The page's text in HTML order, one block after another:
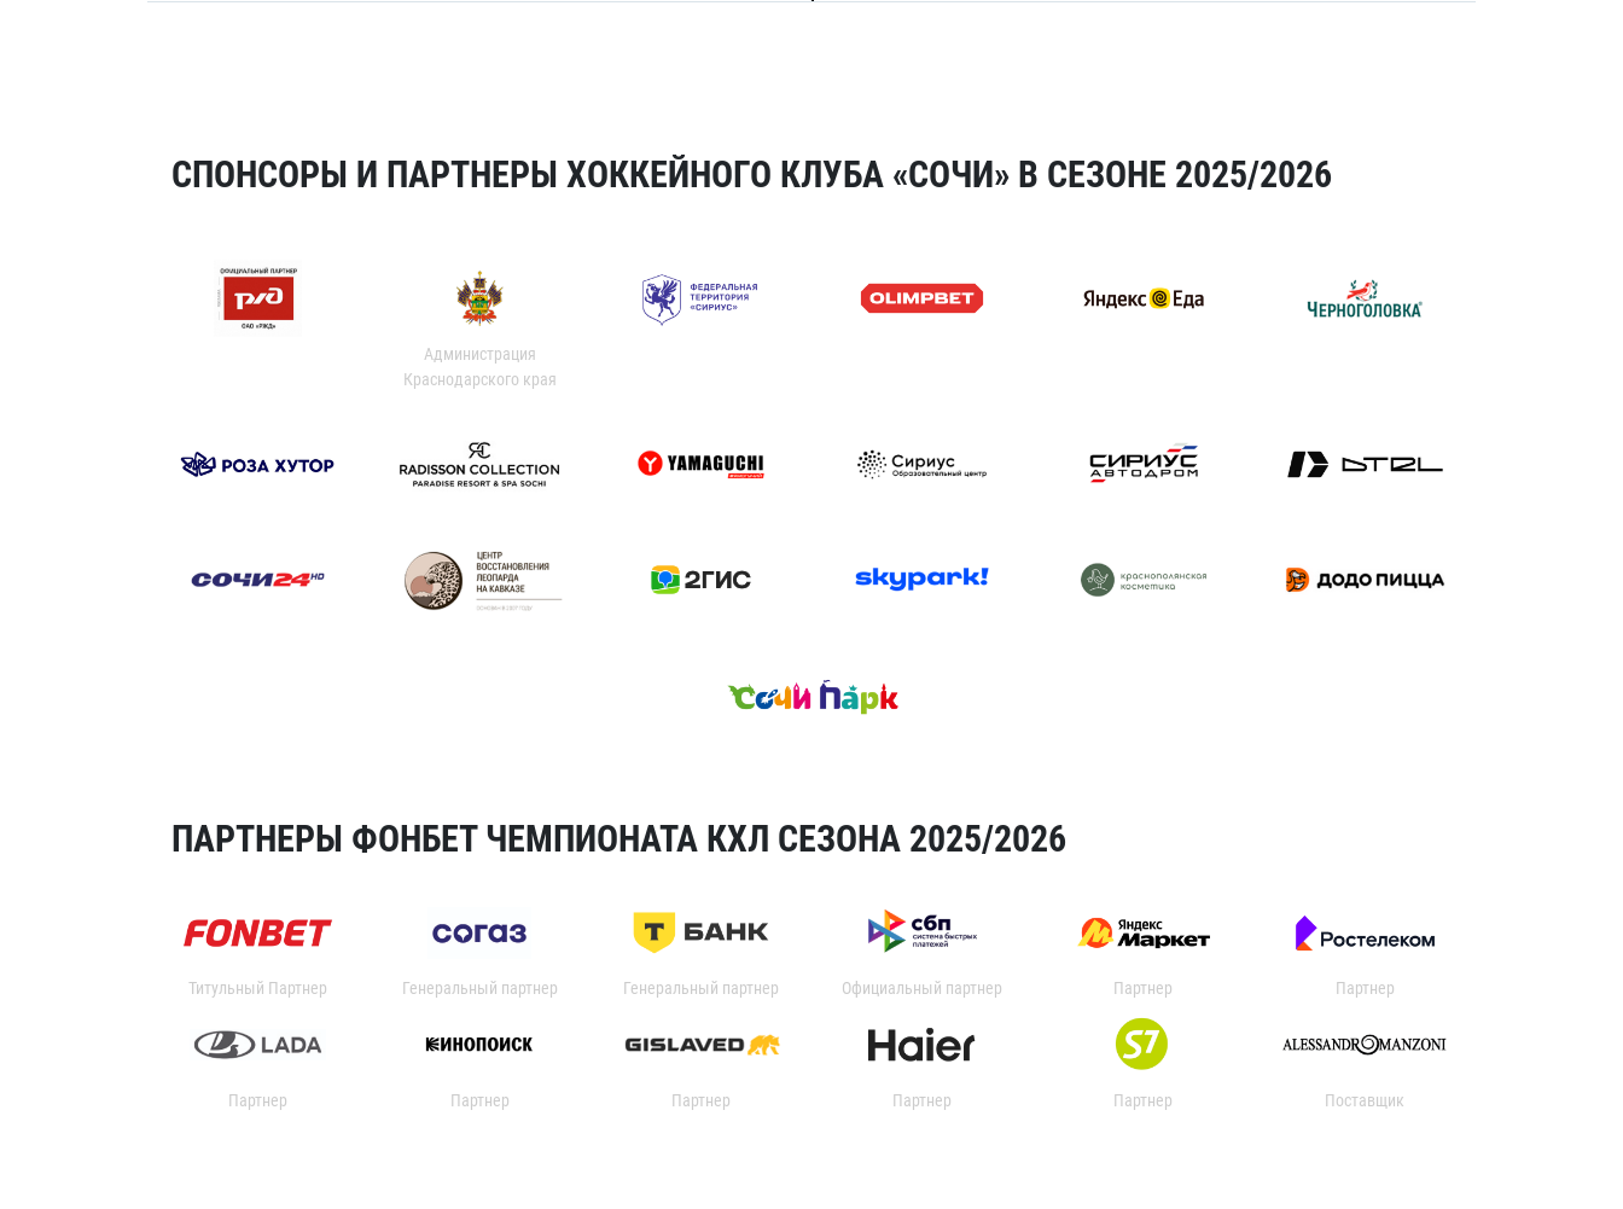
СПОНСОРЫ И ПАРТНЕРЫ ХОККЕЙНОГО КЛУБА «СОЧИ» В СЕЗОНЕ 2025/2026
Администрация
Краснодарского края
ПАРТНЕРЫ ФОНБЕТ ЧЕМПИОНАТА КХЛ СЕЗОНА 2025/2026
Титульный Партнер Генеральный партнер Генеральный партнер Официальный партнер Партнер Партнер
Партнер Партнер Партнер Партнер Партнер Поставщик